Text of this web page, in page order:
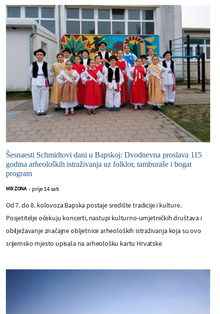
Šesnaesti Schmidtovi dani u Bapskoj: Dvodnevna proslava 115
godina arheoloških istraživanja uz folklor, tamburaše i bogat
program
MIX ZONA - prije 14 sati
Od 7. do 8. kolovoza Bapska postaje središte tradicije i kulture.
Posjetitelje očekuju koncerti, nastupi kulturno-umjetničkih društava i
obilježavanje značajne obljetnice arheoloških istraživanja koja su ovo
srijemsko mjesto upisala na arheološku kartu Hrvatske